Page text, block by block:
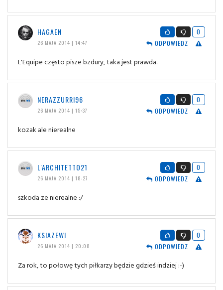
HAGAEN
26 MAJA 2014 | 14:47
0
ODPOWIEDZ
L'Equipe często pisze bzdury, taka jest prawda.
NERAZZURRI96
26 MAJA 2014 | 15:37
0
ODPOWIEDZ
kozak ale nierealne
L'ARCHITETTO21
26 MAJA 2014 | 18:27
0
ODPOWIEDZ
szkoda ze nierealne :/
KSIAZEWI
26 MAJA 2014 | 20:08
0
ODPOWIEDZ
Za rok, to połowę tych piłkarzy będzie gdzieś indziej :-)